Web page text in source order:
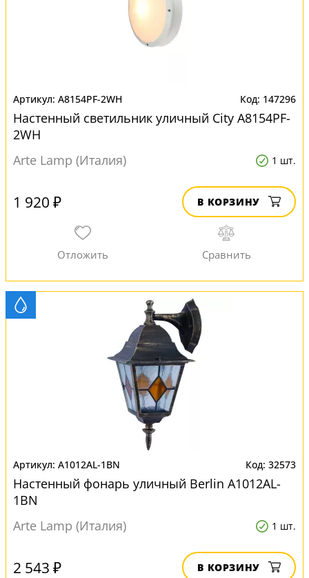
A8154PF-2WH 147296
Настенный светильник уличный City A8154PF-
2WH
Arte Lamp (Италия)
1 шт.
1 920 ₽ В КОРЗИНУ
A1012AL-1BN 32573
Настенный фонарь уличный Berlin A1012AL-
1BN
Arte Lamp (Италия)
1 шт.
2 543 ₽ В КОРЗИНУ